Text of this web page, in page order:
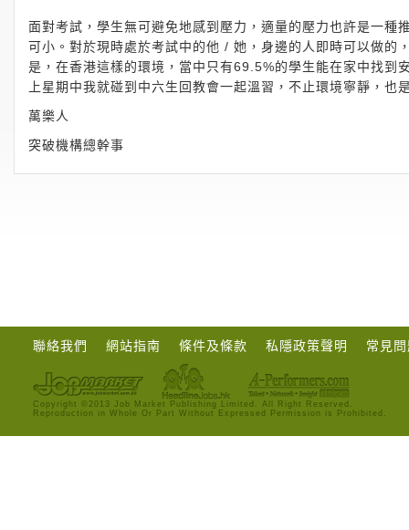
面對考試，學生無可避免地感到壓力，適量的壓力也許是一
可小。對於現時處於考試中的他 / 她，身邊的人即時可以做的
是，在香港這樣的環境，當中只有69.5%的學生能在家中找到
上星期中我就碰到中六生回教會一起溫習，不止環境寧靜，
萬樂人
突破機構總幹事
聯絡我們 網站指南 條件及條款 私隱政策聲明 常見
Copyright ©2013 Job Market Publishing Limited. All Right Reserved.
Reproduction in Whole Or Part Without Expressed Permission is Prohibited.